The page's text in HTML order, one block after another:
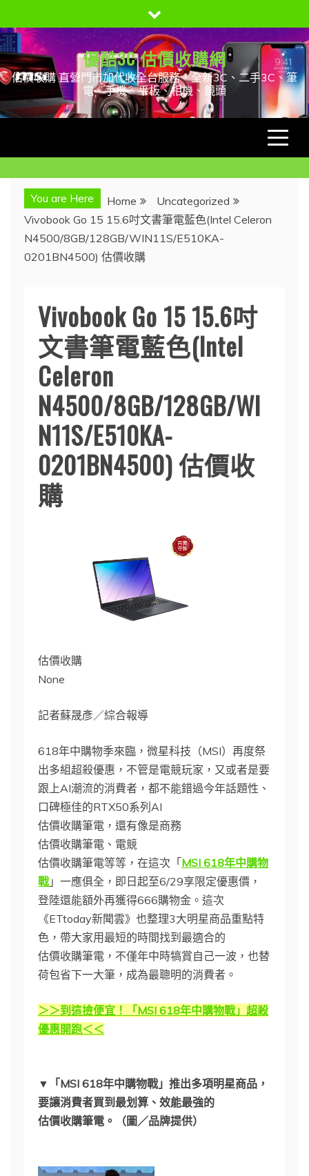
to
content
優酷3C 估價收購網
估價收購 直營門市加代收全台服務，全新3C、二手3C、筆
電、手機、平板、相機、鏡頭
You are Here Home
Uncategorized
Vivobook Go 15 15.6吋文書筆電藍色(Intel Celeron
N4500/8GB/128GB/WIN11S/E510KA-
0201BN4500) 估價收購
Vivobook Go 15 15.6吋
文書筆電藍色(Intel
Celeron
N4500/8GB/128GB/WI
N11S/E510KA-
0201BN4500) 估價收
購
估價收購
None
記者蘇晟彥／綜合報導
618年中購物季來臨，微星科技（MSI）再度祭
出多組超殺優惠，不管是電競玩家，又或者是要
跟上AI潮流的消費者，都不能錯過今年話題性、
口碑極佳的RTX50系列AI
估價收購筆電，還有像是商務
估價收購筆電、電競
估價收購筆電等等，在這次「 MSI 618年中購物
戰」一應俱全，即日起至6/29享限定優惠價，
登陸還能額外再獲得666購物金。這次
《ETtoday新聞雲》也整理3大明星商品重點特
色，帶大家用最短的時間找到最適合的
估價收購筆電，不僅年中時犒賞自己一波，也替
荷包省下一大筆，成為最聰明的消費者。
＞＞到這撿便宜！「MSI 618年中購物戰」超殺
優惠開跑＜＜
▼「MSI 618年中購物戰」推出多項明星商品，
要讓消費者買到最划算、效能最強的
估價收購筆電。（圖／品牌提供）